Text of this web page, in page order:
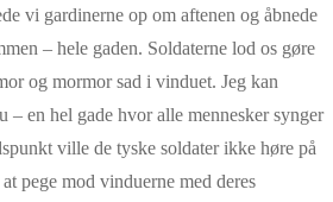
vi gardinerne op om aftenen og åbnede
– hele gaden. Soldaterne lod os gøre
og mormor sad i vinduet. Jeg kan
– en hel gade hvor alle mennesker synger
ville de tyske soldater ikke høre på
pege mod vinduerne med deres